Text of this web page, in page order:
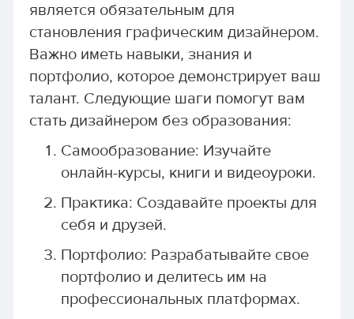
является обязательным для
становления графическим дизайнером.
Важно иметь навыки, знания и
портфолио, которое демонстрирует ваш
талант. Следующие шаги помогут вам
стать дизайнером без образования:
Самообразование: Изучайте
онлайн-курсы, книги и видеоуроки.
Практика: Создавайте проекты для
себя и друзей.
Портфолио: Разрабатывайте свое
портфолио и делитесь им на
профессиональных платформах.